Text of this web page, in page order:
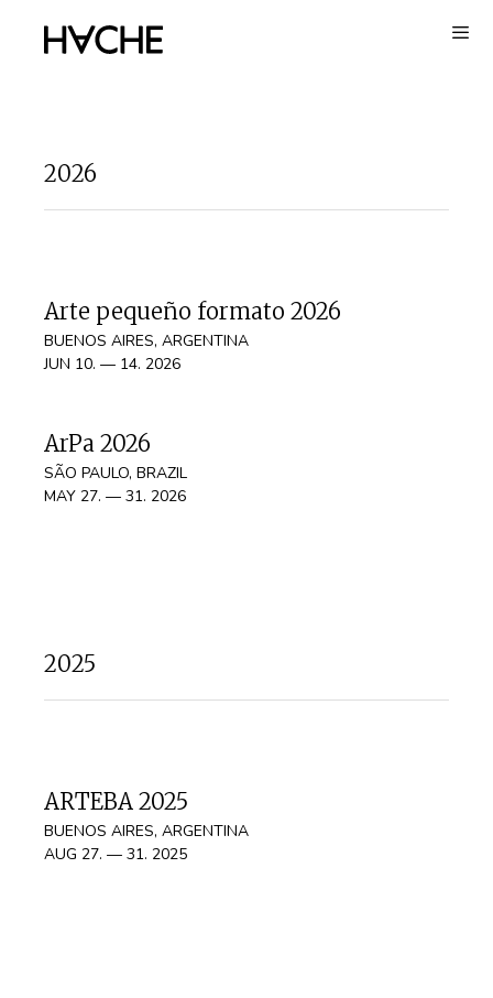
2026
Arte pequeño formato 2026
BUENOS AIRES, ARGENTINA
JUN 10. — 14. 2026
ArPa 2026
SÃO PAULO, BRAZIL
MAY 27. — 31. 2026
2025
ARTEBA 2025
BUENOS AIRES, ARGENTINA
AUG 27. — 31. 2025